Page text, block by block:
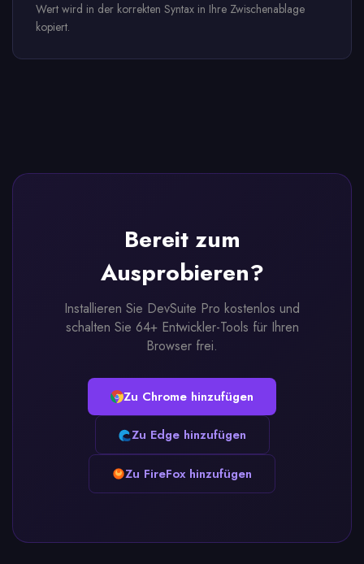
Wert wird in der korrekten Syntax in Ihre Zwischenablage
kopiert.
Bereit zum
Ausprobieren?
Installieren Sie DevSuite Pro kostenlos und
schalten Sie 64+ Entwickler-Tools für Ihren
Browser frei.
Zu Chrome hinzufügen
Zu Edge hinzufügen
Zu FireFox hinzufügen